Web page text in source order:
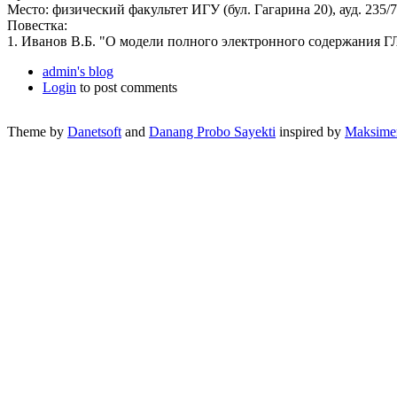
Место: физический факультет ИГУ (бул. Гагарина 20), ауд. 235/7
Повестка:
1. Иванов В.Б. "О модели полного электронного
admin's blog
Login to post comments
Theme by Danetsoft and Danang Probo Sayekti inspired by